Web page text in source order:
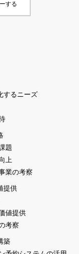
する
するニーズ
題
上
業の考察
提供
値提供
考察
築